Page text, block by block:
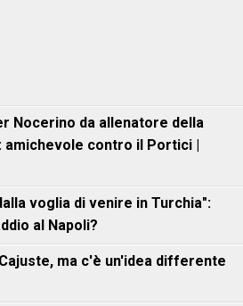
Nocerino da allenatore della
amichevole contro il Portici |
voglia di venire in Turchia":
al Napoli?
ma c'è un'idea differente